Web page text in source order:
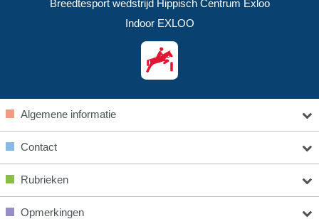
Breedtesport wedstrijd Hippisch Centrum Exloo
Indoor EXLOO
Algemene informatie
Contact
Rubrieken
Opmerkingen